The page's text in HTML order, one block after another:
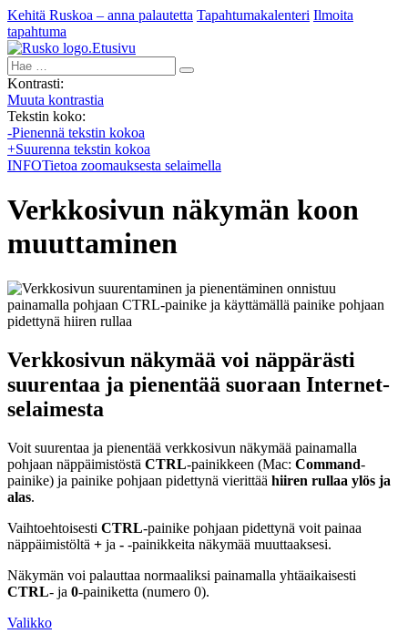
Kehitä Ruskoa – anna palautetta Tapahtumakalenteri Ilmoita
tapahtuma
Etusivu
Hae:
Kontrasti:
Muuta kontrastia
Tekstin koko:
-Pienennä tekstin kokoa
+Suurenna tekstin kokoa
INFOTietoa zoomauksesta selaimella
Verkkosivun näkymän koon
muuttaminen
Verkkosivun näkymää voi näppärästi
suurentaa ja pienentää suoraan Internet-
selaimesta
Voit suurentaa ja pienentää verkkosivun näkymää painamalla
pohjaan näppäimistöstä CTRL-painikkeen (Mac: Command-
painike) ja painike pohjaan pidettynä vierittää hiiren rullaa ylös ja
alas.
Vaihtoehtoisesti CTRL-painike pohjaan pidettynä voit painaa
näppäimistöltä + ja - -painikkeita näkymää muuttaaksesi.
Näkymän voi palauttaa normaaliksi painamalla yhtäaikaisesti
CTRL- ja 0-painiketta (numero 0).
Valikko